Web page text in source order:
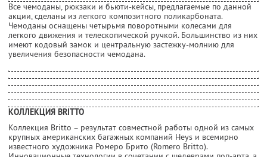
Все чемоданы, рюкзаки и бьюти-кейсы, предлагаемые по данной
акции, сделаны из легкого композитного поликарбоната.
Чемоданы оснащены четырьмя поворотными колесами для
легкого движения и телескопической ручкой. Большинство из них
имеют кодовый замок и центральную застежку-молнию для
увеличения безопасности чемодана.
КОЛЛЕКЦИЯ BRITTO
Коллекция Britto – результат совместной работы одной из самых
крупных американских багажных компаний Heys и всемирно
известного художника Ромеро Брито (Romero Britto).